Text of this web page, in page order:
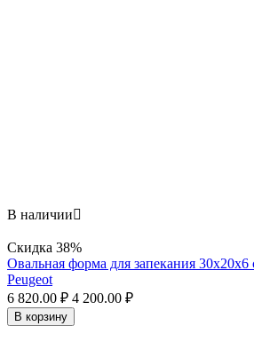
В наличии
Скидка 38%
Овальная форма для запекания 30х20x6
Peugeot
6 820.00 ₽ 4 200.00 ₽
В корзину